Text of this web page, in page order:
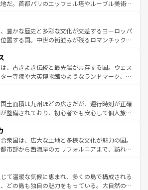
によって風土や気候が異なるスペインはその個
性で訪れる人を魅了する。 なお、新着のスペイン情報は コ
覧を参照してほしい。
だ。首都パリのエッフェル塔やルーブル美術館
魅力が詰まっている。華麗な宮殿、歴史的な大
いビーチ、そして豊かな自然が、訪れる者を心
る。また、フランスは美食の国としても知ら
ンパンの発祥地であるランス、プロヴァンスの
ベンダー畑など、多彩な楽しみ方が可能だ。さ
以外の地域にも魅力が溢れており、どの街角に
足を運ぶとそれぞれで全く異なる文化を体験で
きるだろう。 なお、新着のフランス情報はコンテンツ一覧
ほしい。
豊かな歴史と多彩な文化が交差するヨーロッパ
置する国。中世の街並みが残るロマンチック街
の国は、どこを歩いても飽きることがない。ベ
化的活気、バイエルン州のアルプスの絶景、そ
川沿いのワイン畑といった風景は必見。ビール
な人にはぜひ体験してほしい。 なお、新着の
はコンテンツ一覧を参照してほしい。
、古きよき伝統と最先端が共存する国。ウェス
ー寺院や大英博物館のようなランドマーク、歴
異なる魅力がある。また、優雅なアフタヌーン
ール好きにはたまらない英国パブ、サッカー観
場だからこそできる体験も豊富。イギリスを旅
を参照してほしい。
土面積は九州ほどの広さだが、運行時刻が正確
整備されており、初心者でも安心して個人旅行
のまま残る町や、スイスならではのユニークな
り、アルプス観光だけでなく町歩きも満喫する
る。国民の所得が高いため物価も高いが、旅行
無料で観光を楽しむこともできる。 なお、新
情報はコンテンツ一覧 を参照してほしい。
衆国は、広大な土地と多様な文化が魅力の国。
市部から西海岸のカリフォルニアまで、訪れる
大都市は、観光、ショッピング、エンターテイ
詰まった刺激的なスポットだ。一方、アメリカ
自然が広がり、グランドキャニオンやイエロー
て温暖な気候に恵まれ、多くの島で構成される
どの島も独自の魅力をもっている。大自然の神